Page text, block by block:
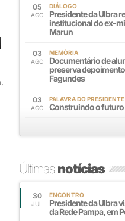
05
AGO
DIÁLOGO
Presidente da Ulbra
institucional do ex-
Marun
03
AGO
MEMÓRIA
Documentário de
preserva
Fagundes
03
AGO
PALAVRA DO PRESIDENTE
Construindo o futuro
Últimasnotícias
30
JUL
ENCONTRO
Presidente da Ulbra
da Rede Pampa, em